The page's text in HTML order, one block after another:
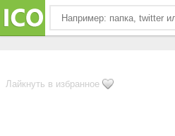
Лайкнуть в избранное